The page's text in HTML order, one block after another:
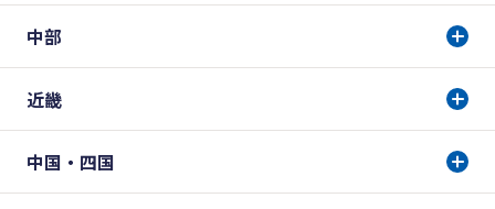
中部
近畿
中国・四国